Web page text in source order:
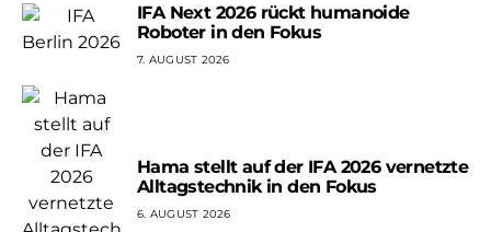
IFA Next 2026 rückt humanoide
Roboter in den Fokus
7. AUGUST 2026
Hama stellt auf der IFA 2026 vernetzte
Alltagstechnik in den Fokus
6. AUGUST 2026